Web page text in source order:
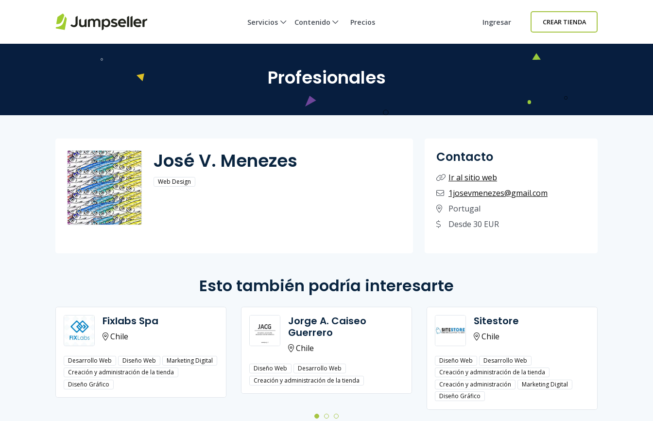
Servicios Contenido Precios Ingresar CREAR TIENDA
Profesionales
José V. Menezes
Web Design
Contacto
Ir al sitio web
1josevmenezes@gmail.com
Portugal
Desde 30 EUR
Esto también podría interesarte
Fixlabs Spa
Chile
Desarrollo Web Diseño Web
Marketing Digital
Creación y administración de la tienda
Diseño Gráfico
Jorge A. Caiseo
Guerrero
Chile
Diseño Web
Desarrollo Web
Creación y administración de la tienda
Sitestore
Chile
Diseño Web
Desarrollo Web
Creación y administración de la tienda
Creación y administración
Marketing Digital
Diseño Gráfico